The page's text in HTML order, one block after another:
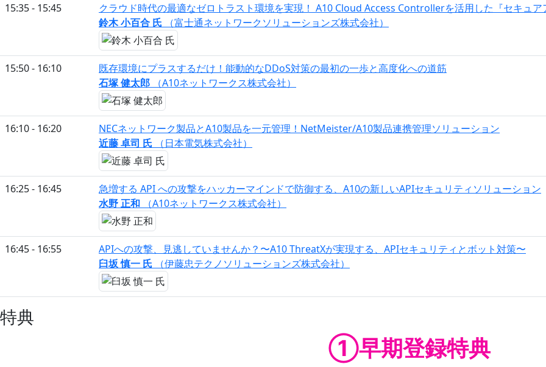
15:35 - 15:45
クラウド時代の最適なゼロトラスト環境を実現！ A10 Cloud Access Controllerを活用した『セキュア
鈴木 小百合 氏 （富士通ネットワークソリューションズ株式会社）
15:50 - 16:10
既存環境にプラスするだけ！能動的なDDoS対策の最初の一歩と高度化への道筋
石塚 健太郎 （A10ネットワークス株式会社）
16:10 - 16:20
NECネットワーク製品とA10製品を一元管理！NetMeister/A10製品連携管理ソリューション
近藤 卓司 氏 （日本電気株式会社）
16:25 - 16:45
急増する API への攻撃をハッカーマインドで防御する、A10の新しいAPIセキュリティソリューション
水野 正和 （A10ネットワークス株式会社）
16:45 - 16:55
APIへの攻撃、見逃していませんか？〜A10 ThreatXが実現する、APIセキュリティとボット対策〜
臼坂 慎一 氏 （伊藤忠テクノソリューションズ株式会社）
特典
①早期登録特典